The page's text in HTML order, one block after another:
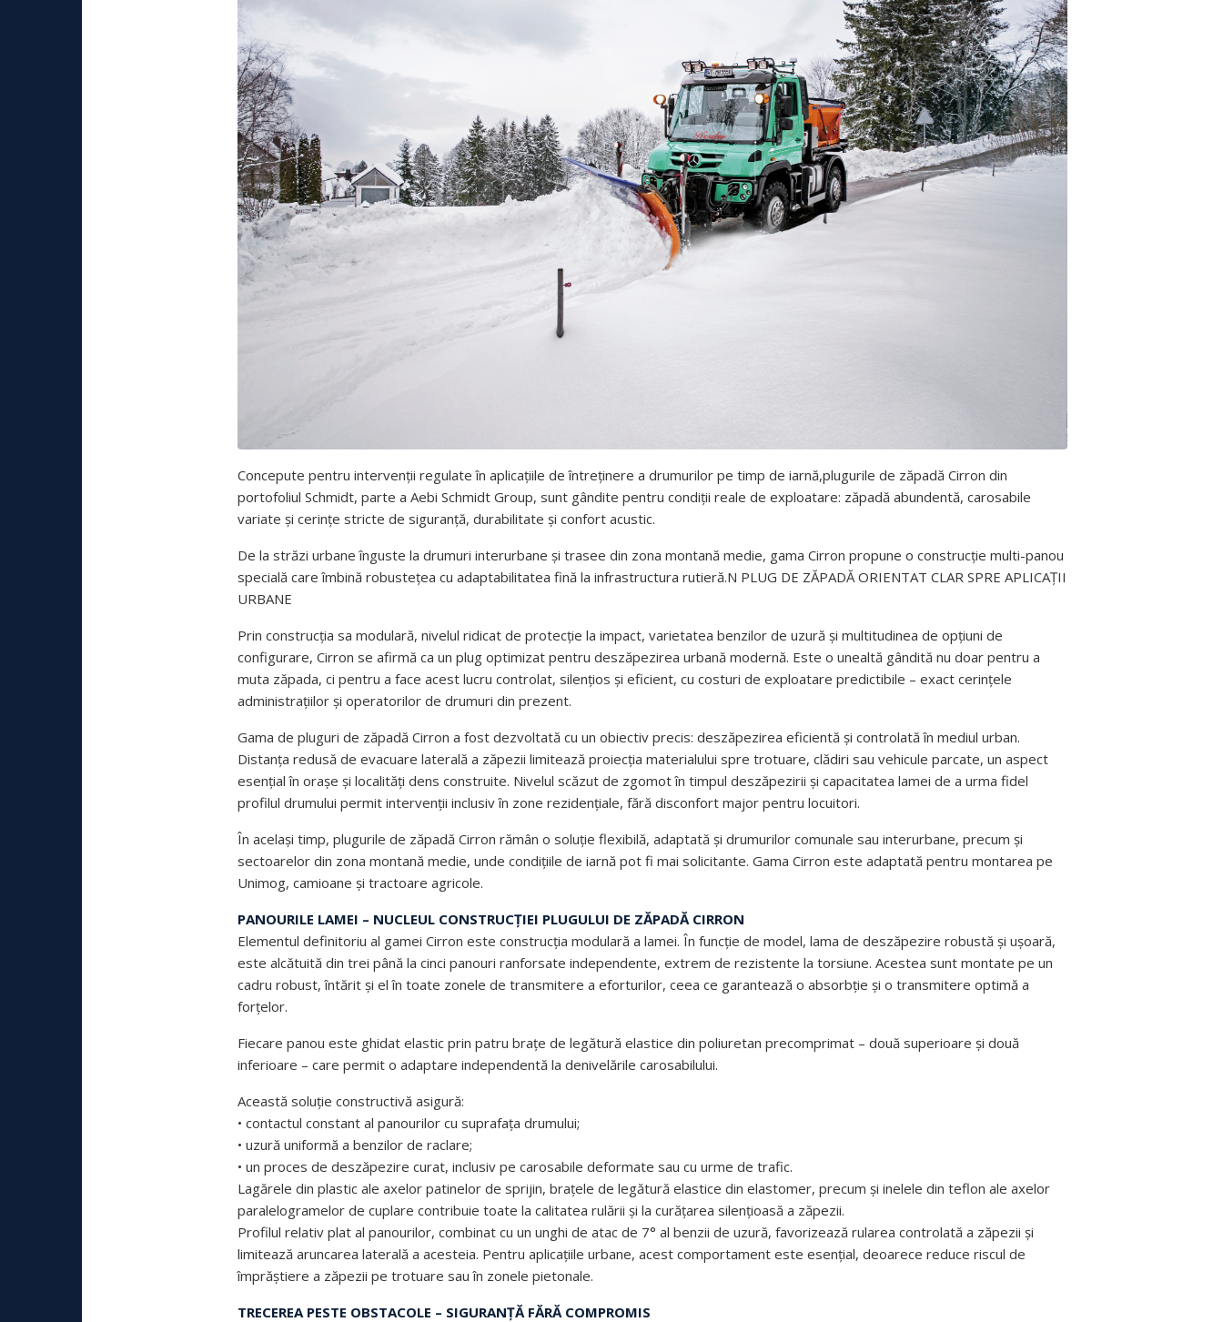
Concepute pentru intervenții regulate în aplicațiile de întreținere a drumurilor pe timp de iarnă,plugurile de zăpadă Cirron din
portofoliul Schmidt, parte a Aebi Schmidt Group, sunt gândite pentru condiții reale de exploatare: zăpadă abundentă, carosabile
variate și cerințe stricte de siguranță, durabilitate și confort acustic.
De la străzi urbane înguste la drumuri interurbane și trasee din zona montană medie, gama Cirron propune o construcție multi-panou
specială care îmbină robustețea cu adaptabilitatea fină la infrastructura rutieră.N PLUG DE ZĂPADĂ ORIENTAT CLAR SPRE APLICAȚII
URBANE
Prin construcția sa modulară, nivelul ridicat de protecție la impact, varietatea benzilor de uzură și multitudinea de opțiuni de
configurare, Cirron se afirmă ca un plug optimizat pentru deszăpezirea urbană modernă. Este o unealtă gândită nu doar pentru a
muta zăpada, ci pentru a face acest lucru controlat, silențios și eficient, cu costuri de exploatare predictibile – exact cerințele
administrațiilor și operatorilor de drumuri din prezent.
Gama de pluguri de zăpadă Cirron a fost dezvoltată cu un obiectiv precis: deszăpezirea eficientă și controlată în mediul urban.
Distanța redusă de evacuare laterală a zăpezii limitează proiecția materialului spre trotuare, clădiri sau vehicule parcate, un aspect
esențial în orașe și localități dens construite. Nivelul scăzut de zgomot în timpul deszăpezirii și capacitatea lamei de a urma fidel
profilul drumului permit intervenții inclusiv în zone rezidențiale, fără disconfort major pentru locuitori.
În același timp, plugurile de zăpadă Cirron rămân o soluție flexibilă, adaptată și drumurilor comunale sau interurbane, precum și
sectoarelor din zona montană medie, unde condițiile de iarnă pot fi mai solicitante. Gama Cirron este adaptată pentru montarea pe
Unimog, camioane și tractoare agricole.
PANOURILE LAMEI – NUCLEUL CONSTRUCȚIEI PLUGULUI DE ZĂPADĂ CIRRON
Elementul definitoriu al gamei Cirron este construcția modulară a lamei. În funcție de model, lama de deszăpezire robustă și ușoară,
este alcătuită din trei până la cinci panouri ranforsate independente, extrem de rezistente la torsiune. Acestea sunt montate pe un
cadru robust, întărit și el în toate zonele de transmitere a eforturilor, ceea ce garantează o absorbție și o transmitere optimă a
forțelor.
Fiecare panou este ghidat elastic prin patru brațe de legătură elastice din poliuretan precomprimat – două superioare și două
inferioare – care permit o adaptare independentă la denivelările carosabilului.
Această soluție constructivă asigură:
• contactul constant al panourilor cu suprafața drumului;
• uzură uniformă a benzilor de raclare;
• un proces de deszăpezire curat, inclusiv pe carosabile deformate sau cu urme de trafic.
Lagărele din plastic ale axelor patinelor de sprijin, brațele de legătură elastice din elastomer, precum și inelele din teflon ale axelor
paralelogramelor de cuplare contribuie toate la calitatea rulării și la curățarea silențioasă a zăpezii.
Profilul relativ plat al panourilor, combinat cu un unghi de atac de 7° al benzii de uzură, favorizează rularea controlată a zăpezii și
limitează aruncarea laterală a acesteia. Pentru aplicațiile urbane, acest comportament este esențial, deoarece reduce riscul de
împrăștiere a zăpezii pe trotuare sau în zonele pietonale.
TRECEREA PESTE OBSTACOLE – SIGURANȚĂ FĂRĂ COMPROMIS